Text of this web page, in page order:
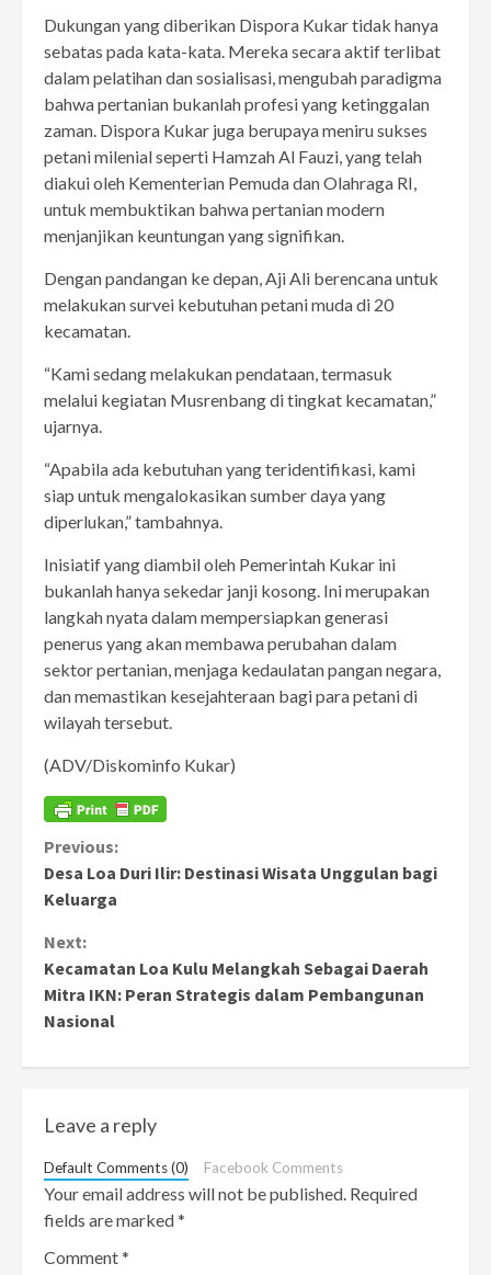
Dukungan yang diberikan Dispora Kukar tidak hanya
sebatas pada kata-kata. Mereka secara aktif terlibat
dalam pelatihan dan sosialisasi, mengubah paradigma
bahwa pertanian bukanlah profesi yang ketinggalan
zaman. Dispora Kukar juga berupaya meniru sukses
petani milenial seperti Hamzah Al Fauzi, yang telah
diakui oleh Kementerian Pemuda dan Olahraga RI,
untuk membuktikan bahwa pertanian modern
menjanjikan keuntungan yang signifikan.
Dengan pandangan ke depan, Aji Ali berencana untuk
melakukan survei kebutuhan petani muda di 20
kecamatan.
“Kami sedang melakukan pendataan, termasuk
melalui kegiatan Musrenbang di tingkat kecamatan,”
ujarnya.
“Apabila ada kebutuhan yang teridentifikasi, kami
siap untuk mengalokasikan sumber daya yang
diperlukan,” tambahnya.
Inisiatif yang diambil oleh Pemerintah Kukar ini
bukanlah hanya sekedar janji kosong. Ini merupakan
langkah nyata dalam mempersiapkan generasi
penerus yang akan membawa perubahan dalam
sektor pertanian, menjaga kedaulatan pangan negara,
dan memastikan kesejahteraan bagi para petani di
wilayah tersebut.
(ADV/Diskominfo Kukar)
Continue
Reading
Previous:
Desa Loa Duri Ilir: Destinasi Wisata Unggulan bagi
Keluarga
Next:
Kecamatan Loa Kulu Melangkah Sebagai Daerah
Mitra IKN: Peran Strategis dalam Pembangunan
Nasional
Leave a reply
Default Comments (0) Facebook Comments
Your email address will not be published. Required
fields are marked*
Comment*